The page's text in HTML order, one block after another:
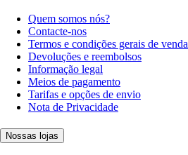
Quem somos nós?
Contacte-nos
Termos e condições gerais de venda
Devoluções e reembolsos
Informação legal
Meios de pagamento
Tarifas e opções de envio
Nota de Privacidade
Nossas lojas